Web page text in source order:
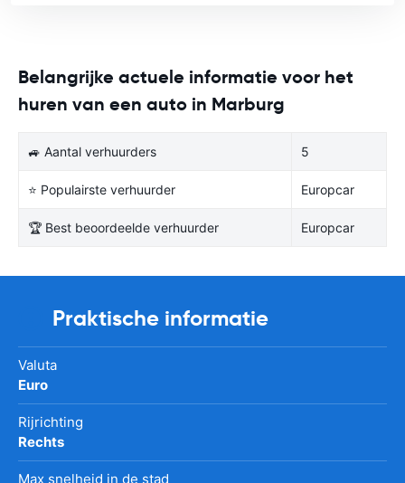
Belangrijke actuele informatie voor het
huren van een auto in Marburg
🚙 Aantal verhuurders 5
⭐ Populairste verhuurder Europcar
🏆 Best beoordeelde verhuurder Europcar
Praktische informatie
Valuta
Euro
Rijrichting
Rechts
Max snelheid in de stad